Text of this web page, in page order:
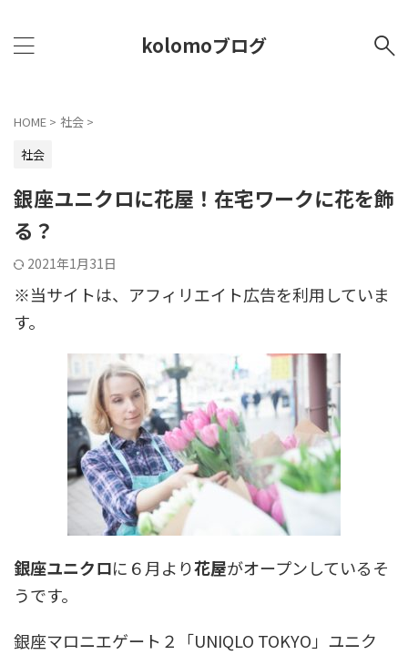
kolomoブログ
HOME > 社会 >
社会
銀座ユニクロに花屋！在宅ワークに花を飾
る？
2021年1月31日
※当サイトは、アフィリエイト広告を利用していま
す。
銀座ユニクロに６月より花屋がオープンしているそ
うです。
銀座マロニエゲート２「UNIQLO TOKYO」ユニク